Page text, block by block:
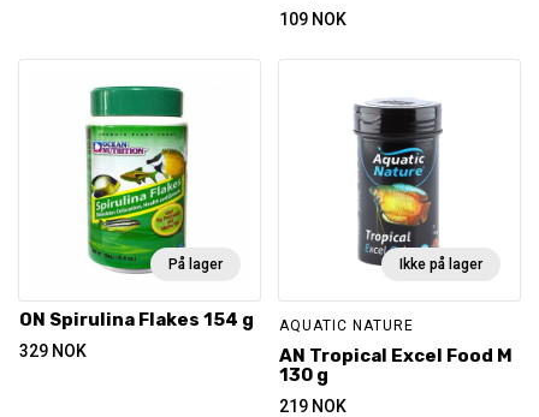
109 NOK
På lager
ON Spirulina Flakes 154 g
329 NOK
Ikke på lager
AQUATIC NATURE
AN Tropical Excel Food M
130 g
219 NOK